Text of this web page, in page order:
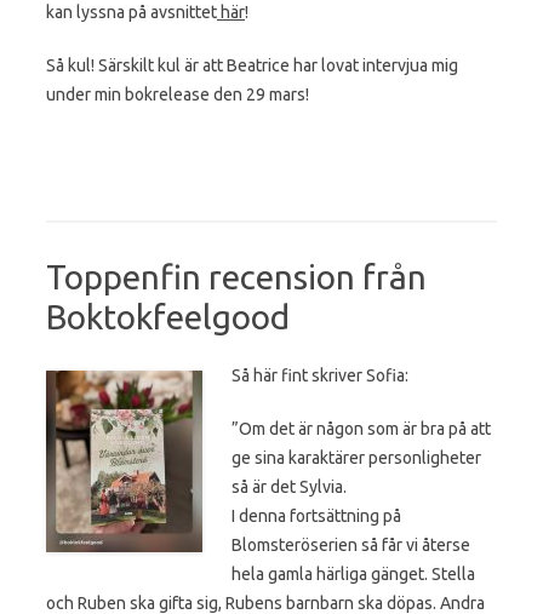
kan lyssna på avsnittet här!
Så kul! Särskilt kul är att Beatrice har lovat intervjua mig
under min bokrelease den 29 mars!
Toppenfin recension från
Boktokfeelgood
Så här fint skriver Sofia:
”Om det är någon som är bra på att
ge sina karaktärer personligheter
så är det Sylvia.
I denna fortsättning på
Blomsteröserien så får vi återse
hela gamla härliga gänget. Stella
och Ruben ska gifta sig, Rubens barnbarn ska döpas. Andra